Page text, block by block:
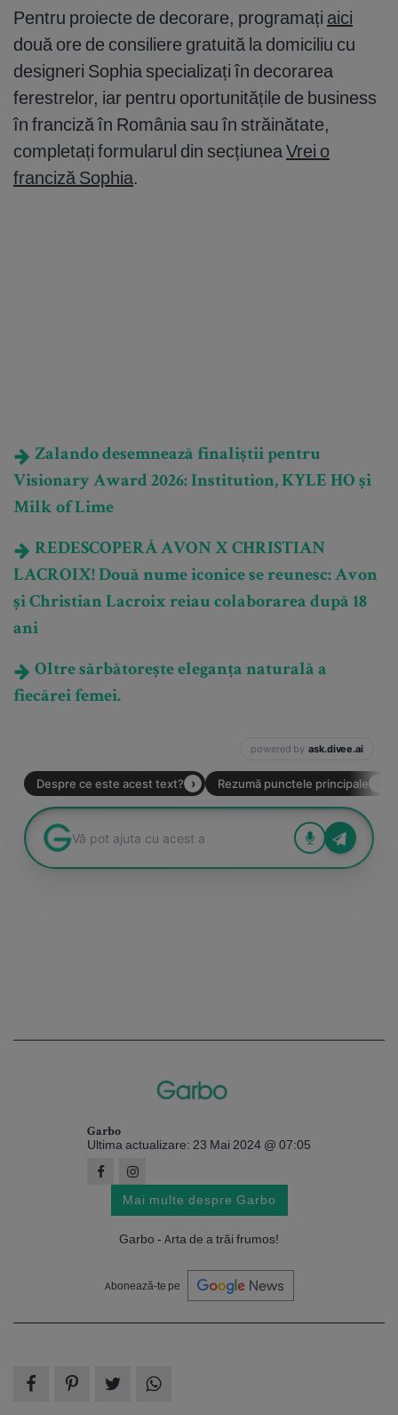
Pentru proiecte de decorare, programați aici
două ore de consiliere gratuită la domiciliu cu
designeri Sophia specializați în decorarea
ferestrelor, iar pentru oportunitățile de business
în franciză în România sau în străinătate,
completați formularul din secțiuneaVrei o
franciză Sophia.
Zalando desemnează finaliștii pentru
Visionary Award 2026: Institution, KYLE HO și
Milk of Lime
REDESCOPERĂ AVON X CHRISTIAN
LACROIX! Două nume iconice se reunesc: Avon
și Christian Lacroix reiau colaborarea după 18
ani
Oltre sărbătorește eleganța naturală a
fiecărei femei.
Garbo
Ultima actualizare: 23 Mai 2024 @ 07:05
Mai multe despre Garbo
Garbo - Arta de a trăi frumos!
Abonează-te pe